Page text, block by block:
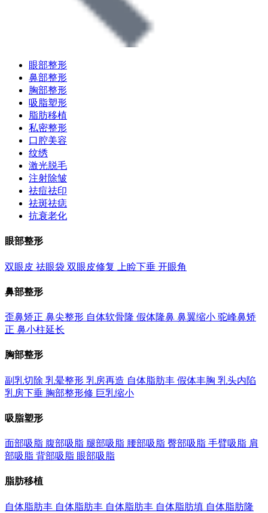
眼部整形
鼻部整形
胸部整形
吸脂塑形
脂肪移植
私密整形
口腔美容
纹绣
激光脱毛
注射除皱
祛痘祛印
祛斑祛痣
抗衰老化
眼部整形
双眼皮 祛眼袋 双眼皮修复 上睑下垂 开眼角
鼻部整形
歪鼻矫正 鼻尖整形 自体软骨隆 假体隆鼻 鼻翼缩小 驼峰鼻矫
正 鼻小柱延长
胸部整形
副乳切除 乳晕整形 乳房再造 自体脂肪丰 假体丰胸 乳头内陷
乳房下垂 胸部整形修 巨乳缩小
吸脂塑形
面部吸脂 腹部吸脂 腿部吸脂 腰部吸脂 臀部吸脂 手臂吸脂 肩
部吸脂 背部吸脂 眼部吸脂
脂肪移植
自体脂肪丰 自体脂肪丰 自体脂肪丰 自体脂肪填 自体脂肪隆